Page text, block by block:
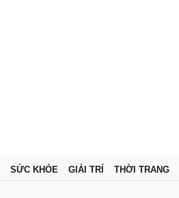
SỨC KHỎE GIẢI TRÍ THỜI TRANG